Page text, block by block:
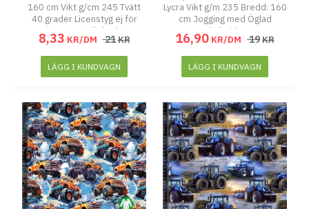
160 cm Vikt g/cm 245 Tvätt
40 grader Licenstyg ej för
kommersiellt bruk.
8,33 KR/DM 21KR
LÄGG I KUNDVAGN
Lycra Vikt g/m 235 Bredd: 160
cm Jogging med Öglad
baksida
16,90 KR/DM 19KR
LÄGG I KUNDVAGN